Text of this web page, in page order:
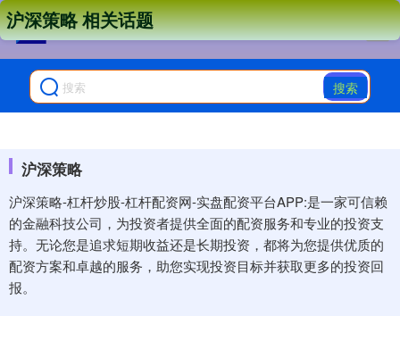
搜索
沪深策略
沪深策略-杠杆炒股-杠杆配资网-实盘配资平台APP:是一家可信赖
的金融科技公司，为投资者提供全面的配资服务和专业的投资支
持。无论您是追求短期收益还是长期投资，都将为您提供优质的
配资方案和卓越的服务，助您实现投资目标并获取更多的投资回
报。
沪深策略 相关话题